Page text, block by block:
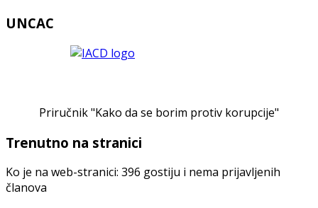
UNCAC
Priručnik "Kako da se borim protiv korupcije"
Trenutno na stranici
Ko je na web-stranici: 396 gostiju i nema prijavljenih
članova